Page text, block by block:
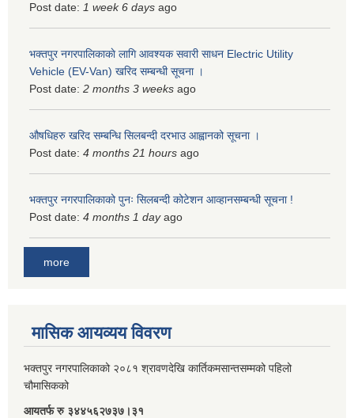
Post date: 1 week 6 days ago
भक्तपुर नगरपालिकाकाे लागि आवश्यक सवारी साधन Electric Utility
Vehicle (EV-Van) खरिद सम्बन्धी सूचना ।
Post date: 2 months 3 weeks ago
औषधिहरु खरिद सम्बन्धि सिलबन्दी दरभाउ आह्वानको सूचना ।
Post date: 4 months 21 hours ago
भक्तपुर नगरपालिकाको पुनः सिलबन्दी कोटेशन आव्हानसम्बन्धी सूचना !
Post date: 4 months 1 dayago
more
मासिक आयव्यय विवरण
भक्तपुर नगरपालिकाको २०८१ श्रावणदेखि कार्तिकमसान्तसम्मको पहिलो
चौमासिकको
आयतर्फ रु‌ ३४४५६२७३७।३१